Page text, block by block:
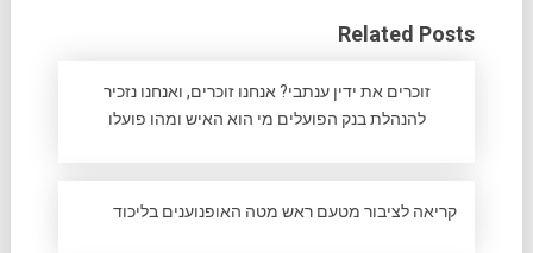
Related Posts
זוכרים את ידין ענתבי? אנחנו זוכרים, ואנחנו נזכיר
להנהלת בנק הפועלים מי הוא האיש ומהו פועלו
קריאה לציבור מטעם ראש מטה האופנוענים בליכוד